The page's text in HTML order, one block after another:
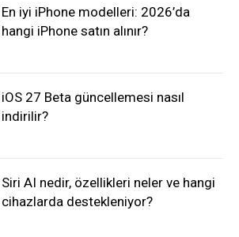
En iyi iPhone modelleri: 2026’da
hangi iPhone satın alınır?
iOS 27 Beta güncellemesi nasıl
indirilir?
Siri AI nedir, özellikleri neler ve hangi
cihazlarda destekleniyor?